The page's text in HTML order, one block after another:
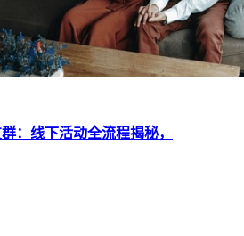
：线下活动全流程揭秘，